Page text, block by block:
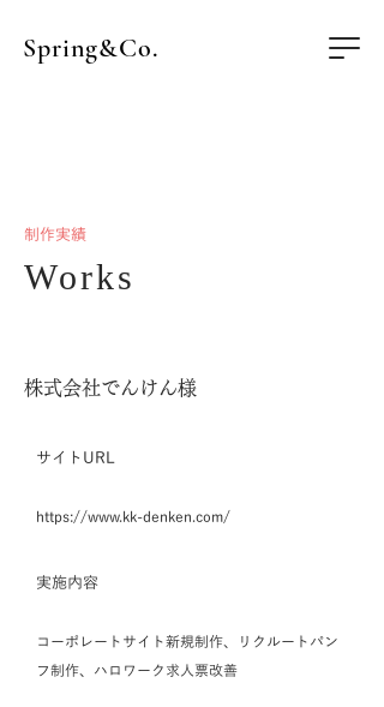
Spring&Co.
​制作実績
Works
株式会社でんけん様
​サイトURL
https://www.kk-denken.com/
​実施内容
​コーポレートサイト新規制作、リクルートパン
フ制作、ハロワーク求人票改善